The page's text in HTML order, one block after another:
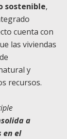
sostenible,
cuenta con
las viviendas
y
recursos.
a
en el